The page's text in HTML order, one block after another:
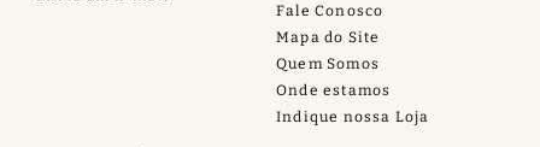
Fale Conosco
Mapa do Site
Quem Somos
Onde estamos
Indique nossa Loja